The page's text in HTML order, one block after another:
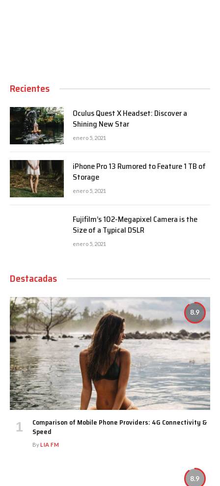
Recientes
Oculus Quest X Headset: Discover a
Shining New Star
enero 5, 2021
iPhone Pro 13 Rumored to Feature 1 TB of
Storage
enero 5, 2021
Fujifilm’s 102-Megapixel Camera is the
Size of a Typical DSLR
enero 5, 2021
Destacadas
8.9
Comparison of Mobile Phone Providers: 4G Connectivity &
Speed
ByLIA FM
8.9